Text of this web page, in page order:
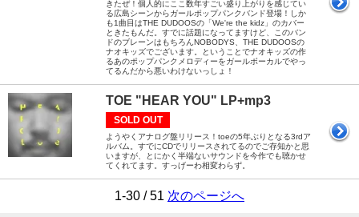
きたぜ！個人的にここ数年すごい盛り上がりを感じてい
る広島シーンからガールポップパンクバンド登場！しか
も1曲目はTHE DUDOOSの「We're the kidz」のカバー
ときたもんだ。すでに話題になってますけど、このバン
ドのブレーンはもちろんNOBODYS、THE DUDOOSの
ナオキッズでございます。ということでナオキッズの作
るあのポップパンクメロディーをガールボーカルでやっ
てるんだから悪いわけないっしょ！
TOE "HEAR YOU" LP+mp3
SOLD OUT
ようやくアナログ盤リリース！toeの5年ぶりとなる3rdア
ルバム。すでにCDでリリースされてるのでご存知かと思
いますが、とにかく半端ないサウンドを今作でも聴かせ
てくれてます。すっげーわ相変わらず。
1-30 / 51 次のページへ